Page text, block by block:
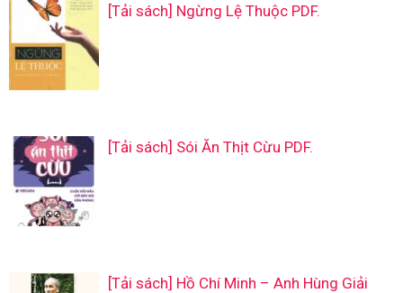
[Tải sách] Ngừng Lệ Thuộc PDF.
[Tải sách] Sói Ăn Thịt Cừu PDF.
[Tải sách] Hồ Chí Minh – Anh Hùng Giải